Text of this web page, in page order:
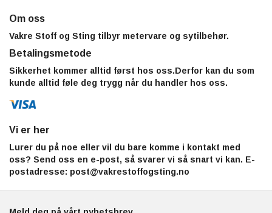
Om oss
Vakre Stoff og Sting tilbyr metervare og sytilbehør.
Betalingsmetode
Sikkerhet kommer alltid først hos oss.Derfor kan du som
kunde alltid føle deg trygg når du handler hos oss.
Vi er her
Lurer du på noe eller vil du bare komme i kontakt med
oss? Send oss en e-post, så svarer vi så snart vi kan. E-
postadresse: post@vakrestoffogsting.no